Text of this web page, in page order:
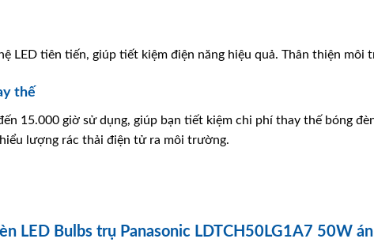
LED tiên tiến, giúp tiết kiệm điện năng hiệu quả. Thân thiện môi
thế
15.000 giờ sử dụng, giúp bạn tiết kiệm chi phí thay thế bóng
lượng rác thải điện tử ra môi trường.
LED Bulbs trụ Panasonic LDTCH50LG1A7 50W